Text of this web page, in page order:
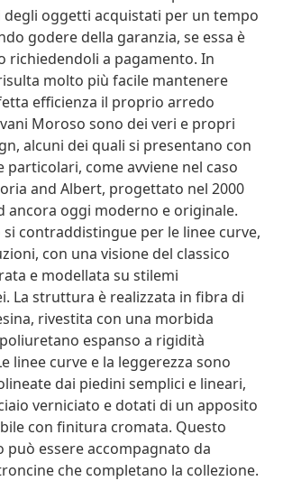
degli oggetti acquistati per un tempo
godere della garanzia, se essa è
richiedendoli a pagamento. In
molto più facile mantenere
efficienza il proprio arredo
Moroso sono dei veri e propri
alcuni dei quali si presentano con
particolari, come avviene nel caso
and Albert, progettato nel 2000
ancora oggi moderno e originale.
contraddistingue per le linee curve,
con una visione del classico
e modellata su stilemi
La struttura è realizzata in fibra di
rivestita con una morbida
espanso a rigidità
linee curve e la leggerezza sono
dai piedini semplici e lineari,
verniciato e dotati di un apposito
con finitura cromata. Questo
può essere accompagnato da
che completano la collezione.